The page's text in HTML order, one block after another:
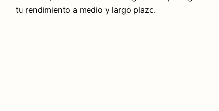
tu rendimiento a medio y largo plazo.